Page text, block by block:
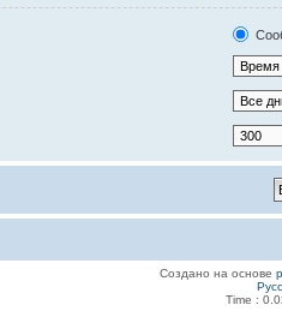
Создано на основе
Time :